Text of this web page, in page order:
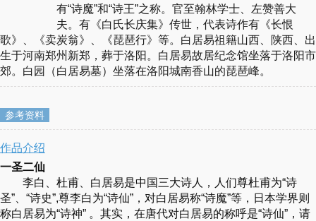
有“诗魔”和“诗王”之称。官至翰林学士、左赞善大
夫。有《白氏长庆集》传世，代表诗作有《长恨
歌》、《卖炭翁》、《琵琶行》等。白居易祖籍山西、陕西、出
生于河南郑州新郑，葬于洛阳。白居易故居纪念馆坐落于洛阳市
郊。白园（白居易墓）坐落在洛阳城南香山的琵琶峰。
参考资料
作品介绍
一圣二仙
李白、杜甫、白居易是中国三大诗人，人们尊杜甫为“诗
圣”、“诗史”,尊李白为“诗仙”，对白居易称“诗魔”等，日本学界则
称白居易为“诗神” 。其实，在唐代对白居易的称呼是“诗仙”，请